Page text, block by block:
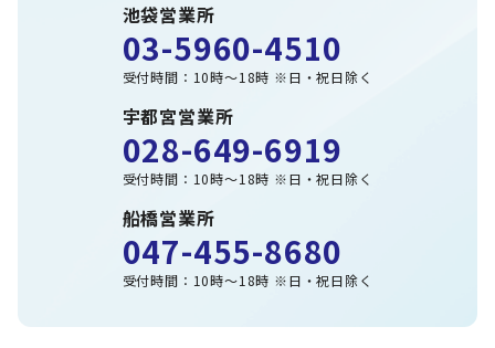
池袋営業所
03-5960-4510
受付時間：10時～18時 ※日・祝日除く
宇都宮営業所
028-649-6919
受付時間：10時～18時 ※日・祝日除く
船橋営業所
047-455-8680
受付時間：10時～18時 ※日・祝日除く